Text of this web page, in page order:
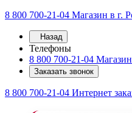
8 800 700-21-04 Магазин в г.
Назад
Телефоны
8 800 700-21-04
Заказать звонок
8 800 700-21-04 Интернет